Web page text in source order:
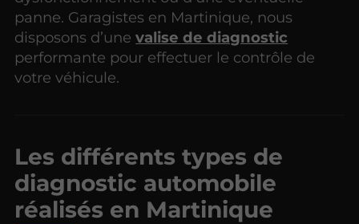
panne. Garagistes en Martinique, nous
disposons d’unevalise de diagnostic
performante pour effectuer le contrôle de
votre véhicule.
Les différents types de
diagnostic automobile
réalisés en Martinique